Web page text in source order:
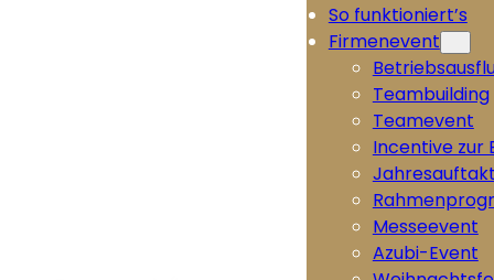
So funktioniert’s
Firmenevent
Teambuilding
Teamevent
Incentive zur
Messeevent
Azubi-Event